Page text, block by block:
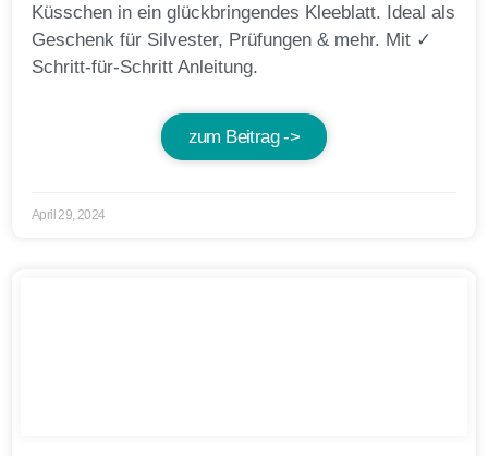
Küsschen in ein glückbringendes Kleeblatt. Ideal als
Geschenk für Silvester, Prüfungen & mehr. Mit ✓
Schritt-für-Schritt Anleitung.
zum Beitrag ->
April 29, 2024